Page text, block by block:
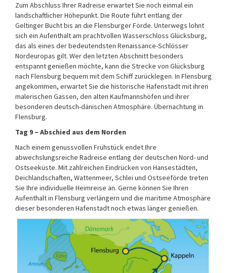
Zum Abschluss Ihrer Radreise erwartet Sie noch einmal ein
landschaftlicher Höhepunkt. Die Route führt entlang der
Geltinger Bucht bis an die Flensburger Förde. Unterwegs lohnt
sich ein Aufenthalt am prachtvollen Wasserschloss Glücksburg,
das als eines der bedeutendsten Renaissance-Schlösser
Nordeuropas gilt. Wer den letzten Abschnitt besonders
entspannt genießen möchte, kann die Strecke von Glücksburg
nach Flensburg bequem mit dem Schiff zurücklegen. In Flensburg
angekommen, erwartet Sie die historische Hafenstadt mit ihren
malerischen Gassen, den alten Kaufmannshöfen und ihrer
besonderen deutsch-dänischen Atmosphäre. Übernachtung in
Flensburg.
Tag 9 – Abschied aus dem Norden
Nach einem genussvollen Frühstück endet Ihre
abwechslungsreiche Radreise entlang der deutschen Nord- und
Ostseeküste. Mit zahlreichen Eindrücken von Hansestädten,
Deichlandschaften, Wattenmeer, Schlei und Ostseeförde treten
Sie Ihre individuelle Heimreise an. Gerne können Sie Ihren
Aufenthalt in Flensburg verlängern und die maritime Atmosphäre
dieser besonderen Hafenstadt noch etwas länger genießen.